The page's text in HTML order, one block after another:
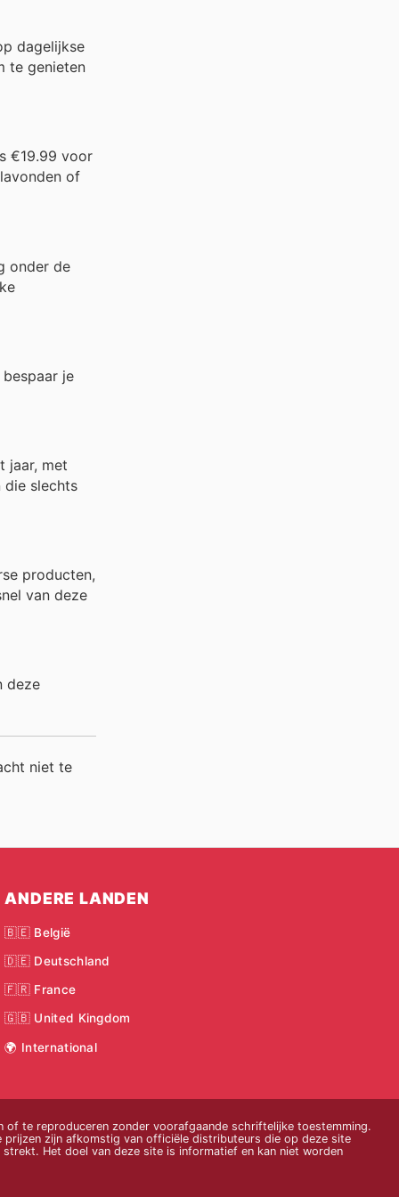
dagelijkse
te genieten
€19.99 voor
of
onder de
je
jaar, met
die slechts
producten,
van deze
deze
niet te
ANDERE LANDEN
🇧🇪 België
🇩🇪 Deutschland
🇫🇷 France
🇬🇧 United Kingdom
🌍 International
te reproduceren zonder voorafgaande schriftelijke toestemming.
zijn afkomstig van officiële distributeurs die op deze site
Het doel van deze site is informatief en kan niet worden